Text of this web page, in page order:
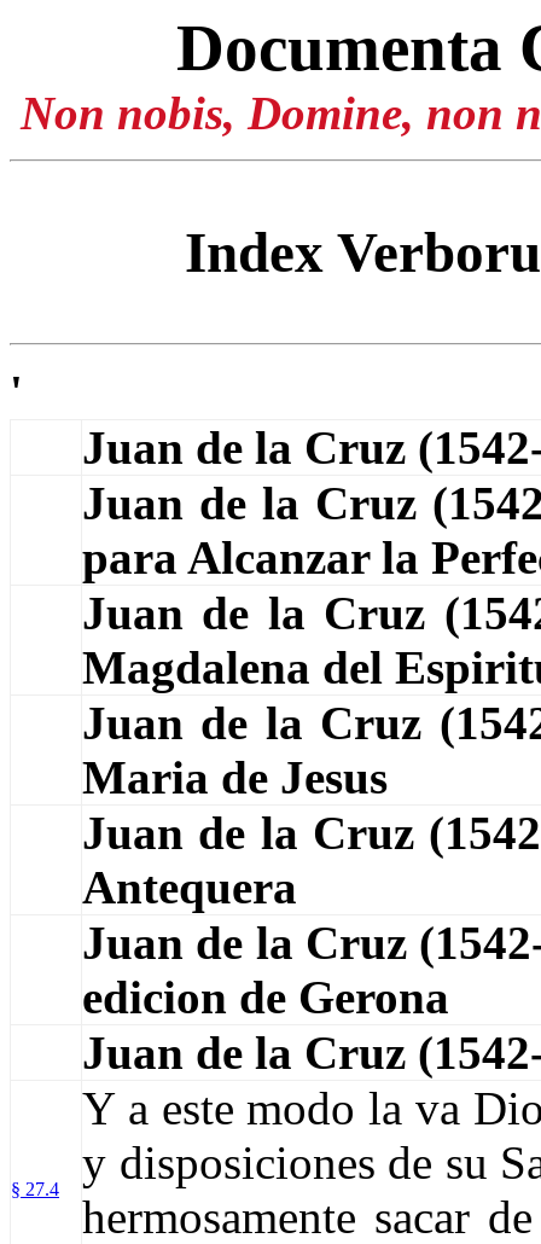
Documenta
Non nobis, Domine, non
Index
'
Juan de la Cruz
Juan de la Cruz
para Alcanzar la
Juan de la Cruz
Magdalena del
Juan de la Cruz
Maria de Jesus
Juan de la Cruz
Antequera
Juan de la Cruz
edicion de Gerona
Juan de la Cruz
§ 27.4
Y a este modo la va
y disposiciones de su
hermosamente sacar